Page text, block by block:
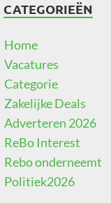
CATEGORIEËN
Home
Vacatures
Categorie
Zakelijke Deals
Adverteren 2026
ReBo Interest
Rebo onderneemt
Politiek2026